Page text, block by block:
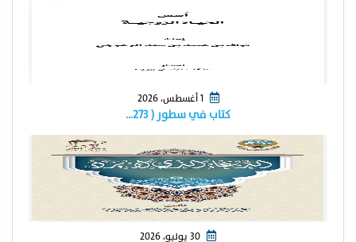
1 أغسطس، 2026
كتاب في سطور ( ٢٧٣…